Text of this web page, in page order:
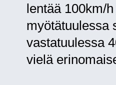
lentää 100km/
myötätuulessa
vastatuulessa
vielä